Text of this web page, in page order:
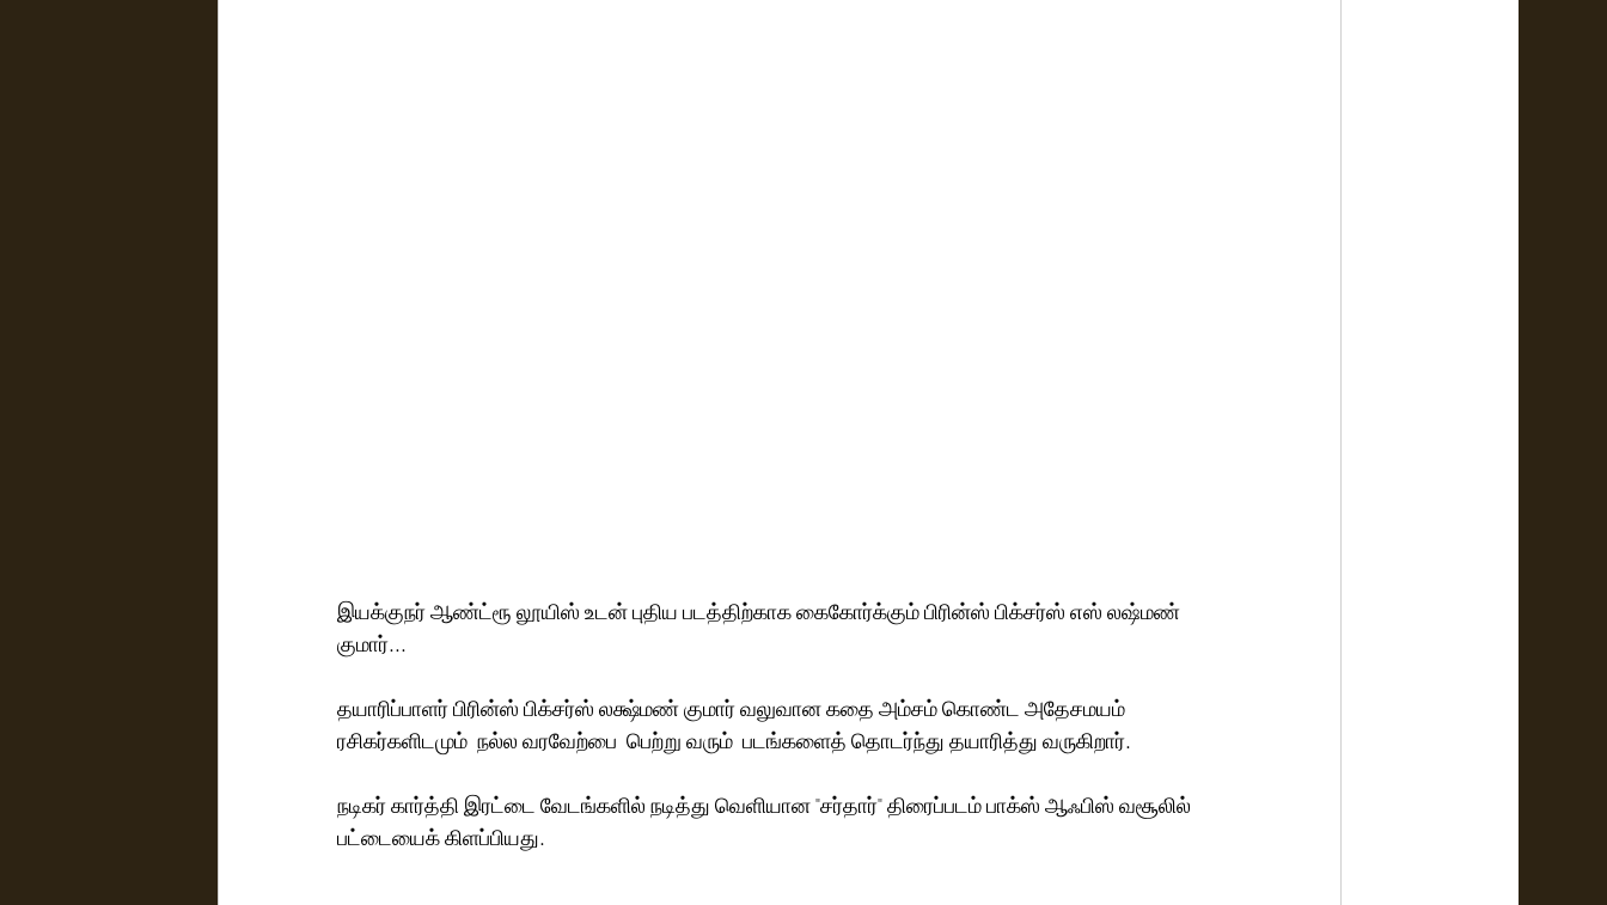
இயக்குநர் ஆண்ட்ரூ லூயிஸ் உடன் புதிய படத்திற்காக கைகோர்க்கும் பிரின்ஸ் பிக்சர்ஸ் எஸ் லஷ்மண்
குமார்...
தயாரிப்பாளர் பிரின்ஸ் பிக்சர்ஸ் லக்ஷ்மண் குமார் வலுவான கதை அம்சம் கொண்ட அதேசமயம்
ரசிகர்களிடமும்  நல்ல வரவேற்பை  பெற்று வரும்  படங்களைத் தொடர்ந்து தயாரித்து வருகிறார்.
நடிகர் கார்த்தி இரட்டை வேடங்களில் நடித்து வெளியான "சர்தார்" திரைப்படம் பாக்ஸ் ஆஃபிஸ் வசூலில்
பட்டையைக் கிளப்பியது.